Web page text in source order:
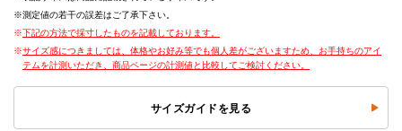
測定値の若干の誤差はご了承下さい。
下記の方法で採寸したものを記載しております。
サイズ感につきましては、体格やお好み等でも個人差がございますため、お手持ちのアイ
テムを計測いただき、商品ページの計測値と比較してご検討ください。
サイズガイドを見る